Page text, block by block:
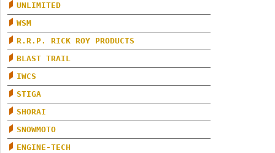
UNLIMITED
WSM
R.R.P. RICK ROY PRODUCTS
BLAST TRAIL
IWCS
STIGA
SHORAI
SNOWMOTO
ENGINE-TECH